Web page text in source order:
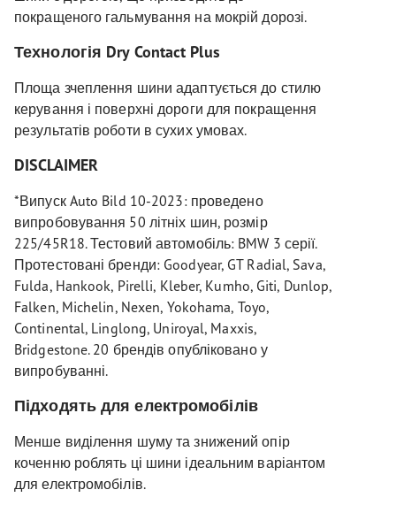
покращеного гальмування на мокрій дорозі.
Технологія Dry Contact Plus
Площа зчеплення шини адаптується до стилю
керування і поверхні дороги для покращення
результатів роботи в сухих умовах.
DISCLAIMER
*Випуск Auto Bild 10-2023: проведено
випробовування 50 літніх шин, розмір
225/45R18. Тестовий автомобіль: BMW 3 серії.
Протестовані бренди: Goodyear, GT Radial, Sava,
Fulda, Hankook, Pirelli, Kleber, Kumho, Giti, Dunlop,
Falken, Michelin, Nexen, Yokohama, Toyo,
Continental, Linglong, Uniroyal, Maxxis,
Bridgestone. 20 брендів опубліковано у
випробуванні.
Підходять для електромобілів
Менше виділення шуму та знижений опір
коченню роблять ці шини ідеальним варіантом
для електромобілів.